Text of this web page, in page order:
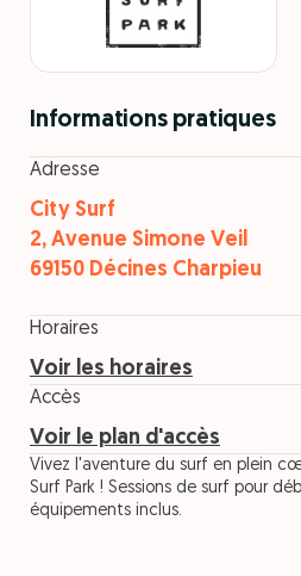
Informations pratiques
Adresse
City Surf
2, Avenue Simone Veil
69150 Décines Charpieu
Horaires
Voir les horaires
Accès
Voir le plan d'accès
Vivez l'aventure du surf en plein
Surf Park ! Sessions de surf pour
équipements inclus.